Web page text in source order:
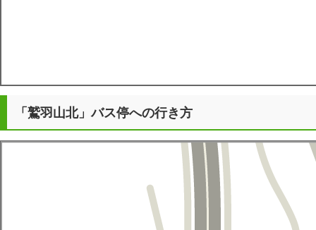
「鷲羽山北」バス停への行き方